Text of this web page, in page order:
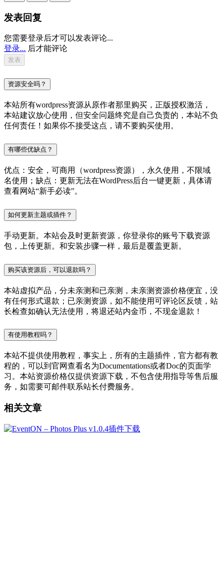
发表回复
您需要登录后才可以发表评论...
登录... 后才能评论
资源安全吗？
本站所有wordpress资源从原作者那里购买，正版授权激活，
本站建议放心使用，但安全问题终究是自己负责的，本站不负
任何责任！如果你不接受这点，请不要购买使用。
有哪些优缺点？
优点：安全，可商用（wordpress资源），永久使用，不限域
名使用；缺点：更新无法在WordPress后台一键更新，具体请
查看网站“新手必读”。
如何更新主题或插件？
手动更新。本站会及时更新资源，你登录你的账号下载资源
包，上传更新。和安装步骤一样，最后是覆盖更新。
购买该资源后，可以退款吗？
本站虚拟产品，分未亲测和已亲测，未亲测资源价格便宜，没
有任何形式退款；已亲测资源，如不能使用可评论区反馈，站
长检查如确认无法使用，将退还站内金币，不现金退款！
有使用教程吗？
本站不提供使用教程，事实上，所有的主题插件，官方都有教
程的，可以到官网查看名为Documentations或者Doc的页面学
习。本站资源价格仅提供资源下载，不包含使用指导等售后服
务，如需要可邮件联系站长付费服务。
相关文章